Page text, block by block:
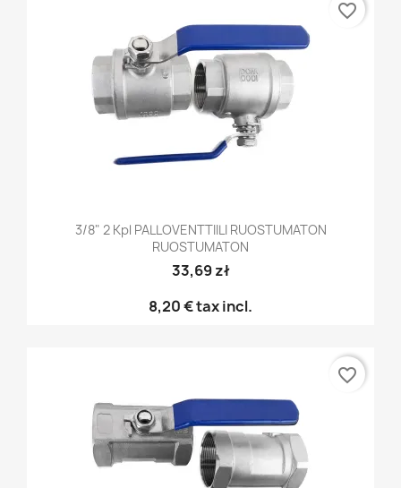
3/8" 2 Kpl PALLOVENTTIILI RUOSTUMATON
RUOSTUMATON
33,69 zł
8,20 €tax incl.
favorite_border
favorite_border